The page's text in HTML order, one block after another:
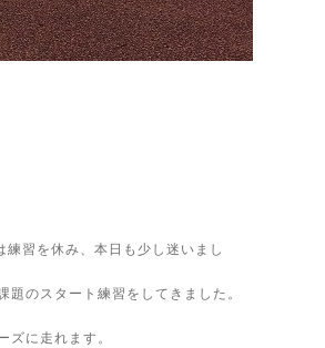
習を休み、本日も少し迷いまし
のスタート練習をしてきました。
ズに走れます。